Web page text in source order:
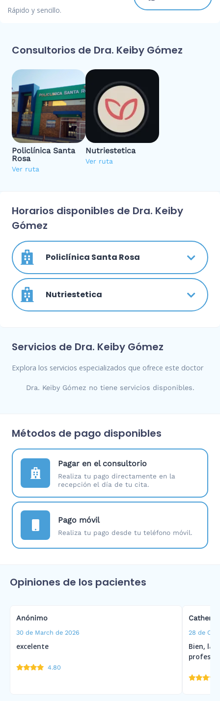
Rápido y sencillo.
Consultorios de Dra. Keiby Gómez
Policlínica Santa
Rosa
Ver ruta
Nutriestetica
Ver ruta
Horarios disponibles de Dra. Keiby
Gómez
Policlínica Santa Rosa
Nutriestetica
Servicios de Dra. Keiby Gómez
Explora los servicios especializados que ofrece este doctor
Dra. Keiby Gómez no tiene servicios disponibles.
Métodos de pago disponibles
Pagar en el consultorio
Realiza tu pago directamente en la
recepción el día de tu cita.
Pago móvil
Realiza tu pago desde tu teléfono móvil.
Opiniones de los pacientes
Anónimo
30 de March de 2026
excelente
4.80
28 de
Bien, la